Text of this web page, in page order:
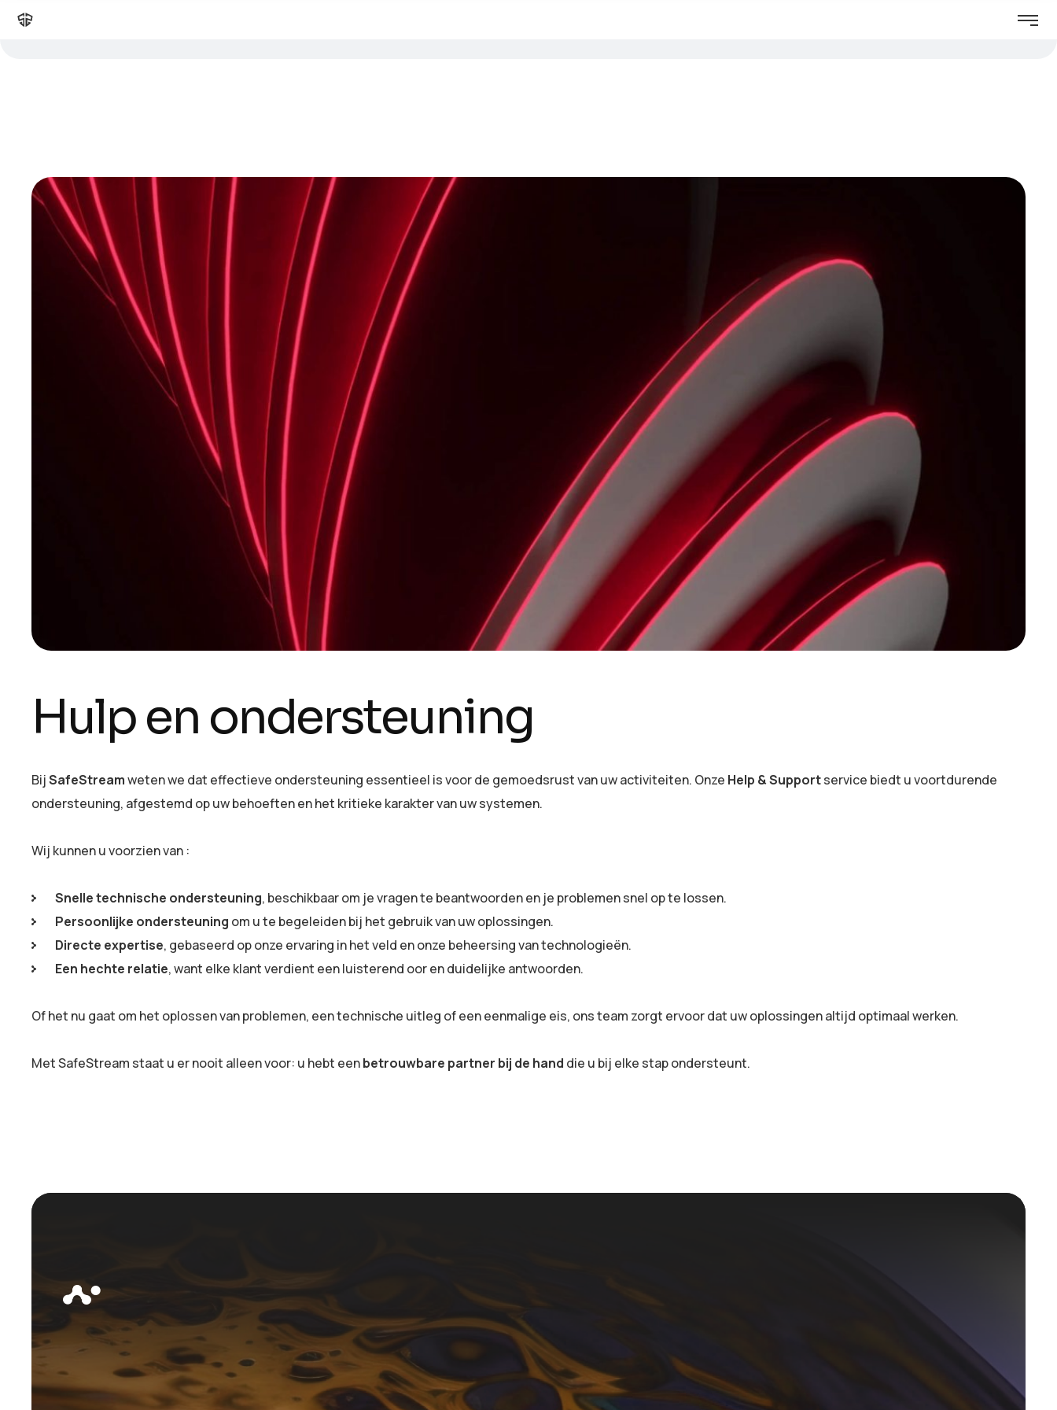
Hulp en ondersteuning
BijSafeStreamweten we dat effectieve ondersteuning essentieel is voor de gemoedsrust van uw activiteiten. Onze Help & Supportservice biedt u voortdurende
ondersteuning, afgestemd op uw behoeften en het kritieke karakter van uw systemen.
Wij kunnen u voorzien van :
Snelle technische ondersteuning, beschikbaar om je vragen te beantwoorden en je problemen snel op te lossen.
Persoonlijke ondersteuning om u te begeleiden bij het gebruik van uw oplossingen.
Directe expertise, gebaseerd op onze ervaring in het veld en onze beheersing van technologieën.
Een hechte relatie, want elke klant verdient een luisterend oor en duidelijke antwoorden.
Of het nu gaat om het oplossen van problemen, een technische uitleg of een eenmalige eis, ons team zorgt ervoor dat uw oplossingen altijd optimaal werken.
Met SafeStream staat u er nooit alleen voor: u hebt eenbetrouwbare partner bij de hand die u bij elke stap ondersteunt.